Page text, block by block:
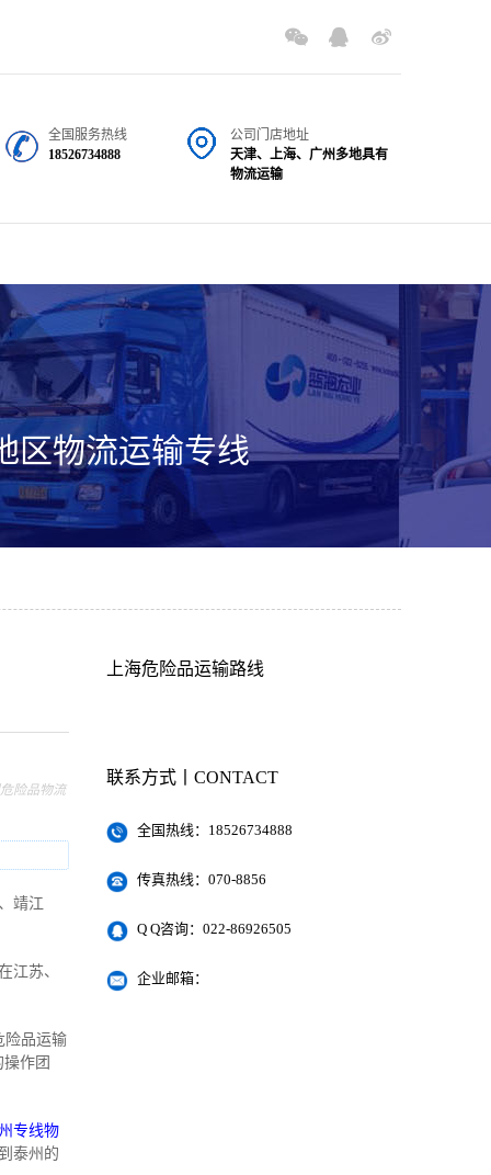
全国服务热线
18526734888
公司门店地址
天津、上海、广州多地具有
物流运输
区物流运输专线
险品物流
靖江
江苏、
险品运输
作团
专线物
泰州的
上海危险品运输路线
联系方式丨CONTACT
全国热线：18526734888
传真热线：070-8856
Q Q咨询：022-86926505
企业邮箱：